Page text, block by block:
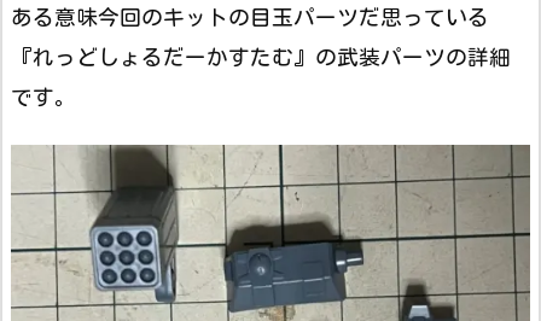
ある意味今回のキットの目玉パーツだ思っている
『れっどしょるだーかすたむ』の武装パーツの詳細
です。